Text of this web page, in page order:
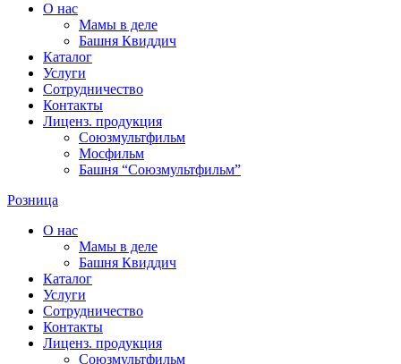
О нас
Мамы в деле
Башня Квиддич
Каталог
Услуги
Сотрудничество
Контакты
Лиценз. продукция
Союзмультфильм
Мосфильм
Башня “Союзмультфильм”
Розница
О нас
Мамы в деле
Башня Квиддич
Каталог
Услуги
Сотрудничество
Контакты
Лиценз. продукция
Союзмультфильм